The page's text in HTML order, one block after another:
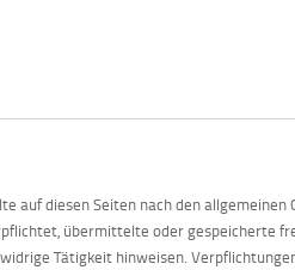
auf diesen Seiten nach den
übermittelte oder gespeicherte
Tätigkeit hinweisen.